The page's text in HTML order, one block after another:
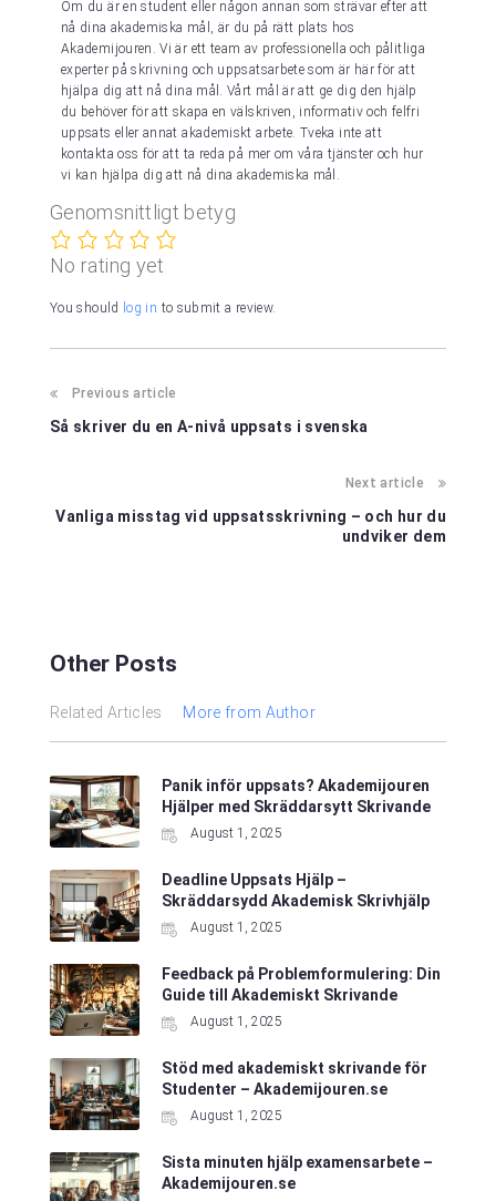
Om du är en student eller någon annan som strävar efter att
nå dina akademiska mål, är du på rätt plats hos
Akademijouren. Vi är ett team av professionella och pålitliga
experter på skrivning och uppsatsarbete som är här för att
hjälpa dig att nå dina mål. Vårt mål är att ge dig den hjälp
du behöver för att skapa en välskriven, informativ och felfri
uppsats eller annat akademiskt arbete. Tveka inte att
kontakta oss för att ta reda på mer om våra tjänster och hur
vi kan hjälpa dig att nå dina akademiska mål.
Genomsnittligt betyg
No rating yet
You should log in to submit a review.
Previous article
Så skriver du en A-nivå uppsats i svenska
Next article
Vanliga misstag vid uppsatsskrivning – och hur du
undviker dem
Other Posts
Related Articles More from Author
Panik inför uppsats? Akademijouren
Hjälper med Skräddarsytt Skrivande
August 1, 2025
Deadline Uppsats Hjälp –
Skräddarsydd Akademisk Skrivhjälp
August 1, 2025
Feedback på Problemformulering: Din
Guide till Akademiskt Skrivande
August 1, 2025
Stöd med akademiskt skrivande för
Studenter – Akademijouren.se
August 1, 2025
Sista minuten hjälp examensarbete –
Akademijouren.se